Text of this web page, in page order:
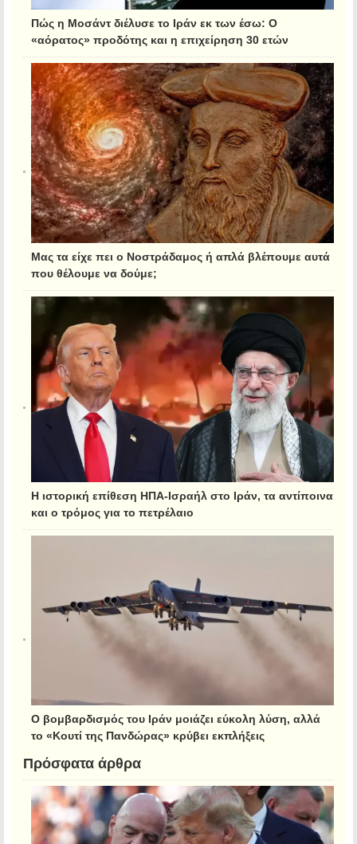
Πώς η Μοσάντ διέλυσε το Ιράν εκ των έσω: Ο
«αόρατος» προδότης και η επιχείρηση 30 ετών
Μας τα είχε πει ο Νοστράδαμος ή απλά βλέπουμε αυτά
που θέλουμε να δούμε;
Η ιστορική επίθεση ΗΠΑ-Ισραήλ στο Ιράν, τα αντίποινα
και ο τρόμος για το πετρέλαιο
Ο βομβαρδισμός του Ιράν μοιάζει εύκολη λύση, αλλά
το «Κουτί της Πανδώρας» κρύβει εκπλήξεις
Πρόσφατα άρθρα